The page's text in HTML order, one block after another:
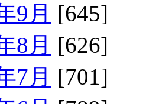
9月 [645]
8月 [626]
7月 [701]